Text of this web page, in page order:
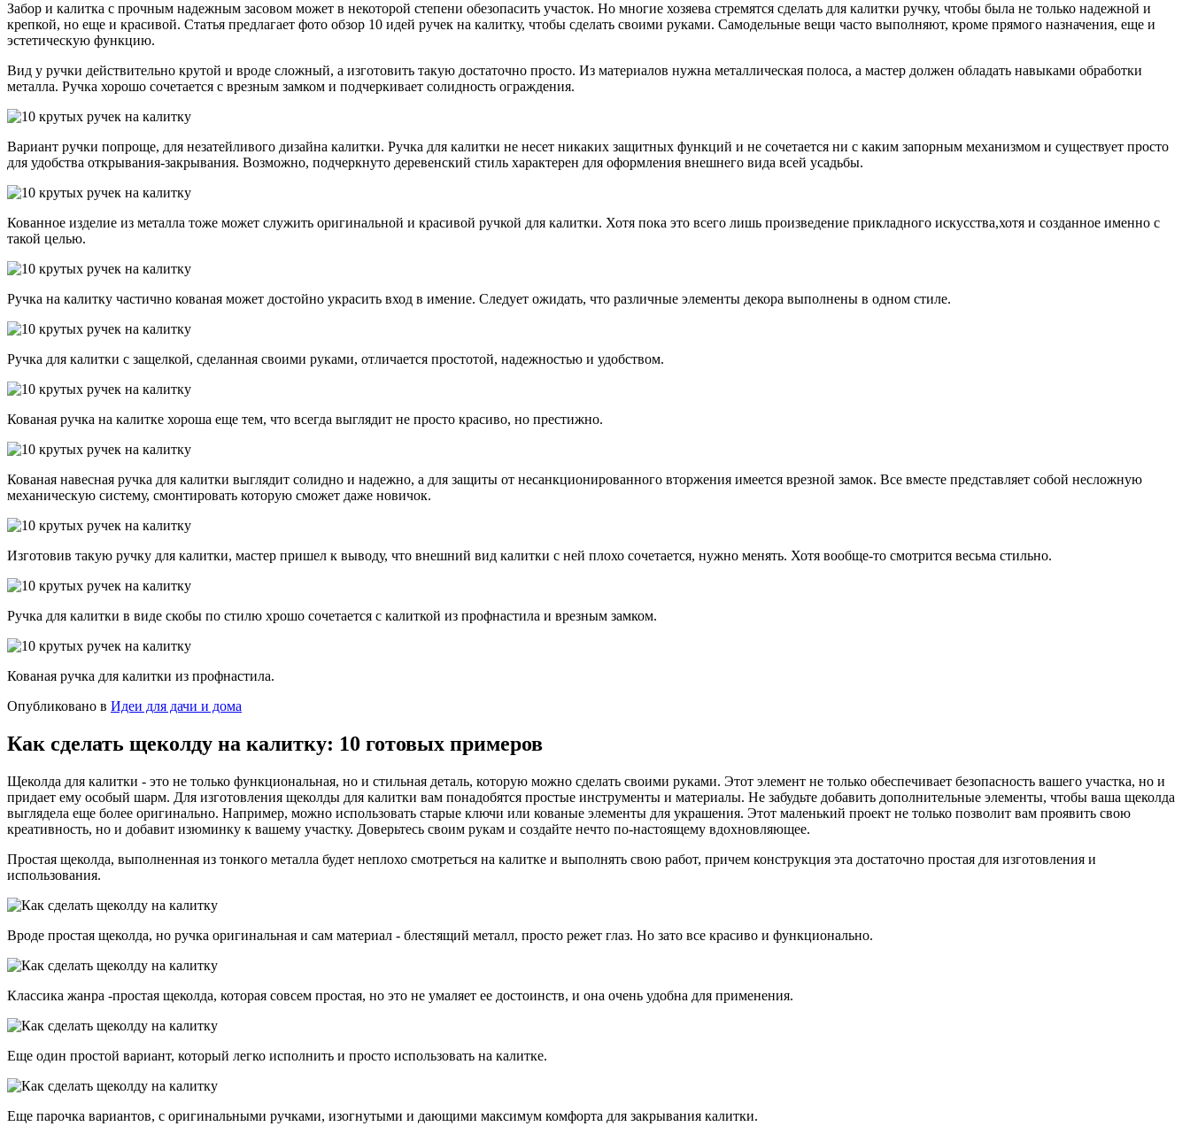
Забор и калитка с прочным надежным засовом может в некоторой степени обезопасить участок. Но многие хозяева стремятся сделать для калитки ручку, чтобы была не только надежной и
крепкой, но еще и красивой. Статья предлагает фото обзор 10 идей ручек на калитку, чтобы сделать своими руками. Самодельные вещи часто выполняют, кроме прямого назначения, еще и
эстетическую функцию.
Вид у ручки действительно крутой и вроде сложный, а изготовить такую достаточно просто. Из материалов нужна металлическая полоса, а мастер должен обладать навыками обработки
металла. Ручка хорошо сочетается с врезным замком и подчеркивает солидность ограждения.
Вариант ручки попроще, для незатейливого дизайна калитки. Ручка для калитки не несет никаких защитных функций и не сочетается ни с каким запорным механизмом и существует просто
для удобства открывания-закрывания. Возможно, подчеркнуто деревенский стиль характерен для оформления внешнего вида всей усадьбы.
Кованное изделие из металла тоже может служить оригинальной и красивой ручкой для калитки. Хотя пока это всего лишь произведение прикладного искусства,хотя и созданное именно с
такой целью.
Ручка на калитку частично кованая может достойно украсить вход в имение. Следует ожидать, что различные элементы декора выполнены в одном стиле.
Ручка для калитки с защелкой, сделанная своими руками, отличается простотой, надежностью и удобством.
Кованая ручка на калитке хороша еще тем, что всегда выглядит не просто красиво, но престижно.
Кованая навесная ручка для калитки выглядит солидно и надежно, а для защиты от несанкционированного вторжения имеется врезной замок. Все вместе представляет собой несложную
механическую систему, смонтировать которую сможет даже новичок.
Изготовив такую ручку для калитки, мастер пришел к выводу, что внешний вид калитки с ней плохо сочетается, нужно менять. Хотя вообще-то смотрится весьма стильно.
Ручка для калитки в виде скобы по стилю хрошо сочетается с калиткой из профнастила и врезным замком.
Кованая ручка для калитки из профнастила.
Опубликовано в Идеи для дачи и дома
Как сделать щеколду на калитку: 10 готовых примеров
Щеколда для калитки - это не только функциональная, но и стильная деталь, которую можно сделать своими руками. Этот элемент не только обеспечивает безопасность вашего участка, но и
придает ему особый шарм. Для изготовления щеколды для калитки вам понадобятся простые инструменты и материалы. Не забудьте добавить дополнительные элементы, чтобы ваша щеколда
выглядела еще более оригинально. Например, можно использовать старые ключи или кованые элементы для украшения. Этот маленький проект не только позволит вам проявить свою
креативность, но и добавит изюминку к вашему участку. Доверьтесь своим рукам и создайте нечто по-настоящему вдохновляющее.
Простая щеколда, выполненная из тонкого металла будет неплохо смотреться на калитке и выполнять свою работ, причем конструкция эта достаточно простая для изготовления и
использования.
Вроде простая щеколда, но ручка оригинальная и сам материал - блестящий металл, просто режет глаз. Но зато все красиво и функционально.
Классика жанра -простая щеколда, которая совсем простая, но это не умаляет ее достоинств, и она очень удобна для применения.
Еще один простой вариант, который легко исполнить и просто использовать на калитке.
Еще парочка вариантов, с оригинальными ручками, изогнутыми и дающими максимум комфорта для закрывания калитки.